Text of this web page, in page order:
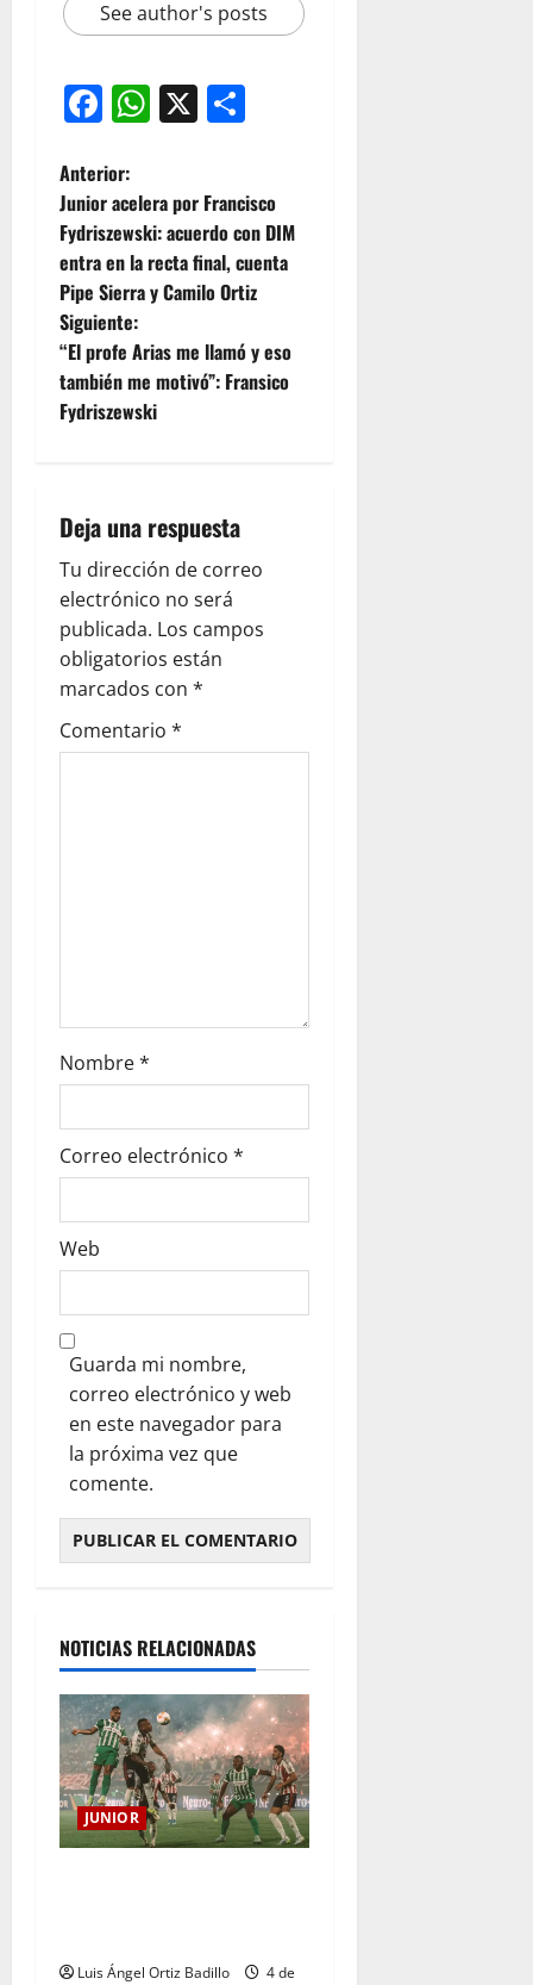
See author's posts
Facebook
WhatsApp
X
Anterior:
Junior acelera por Francisco
Fydriszewski: acuerdo con DIM
entra en la recta final, cuenta
Pipe Sierra y Camilo Ortiz
Siguiente:
“El profe Arias me llamó y eso
también me motivó”: Fransico
Fydriszewski
Deja una respuesta
Tu dirección de correo
electrónico no será
publicada. Los campos
obligatorios están
marcados con *
Comentario *
Nombre*
Correo electrónico *
Web
Guarda mi nombre,
correo electrónico y web
en este navegador para
la próxima vez que
comente.
NOTICIAS RELACIONADAS
JUNIOR
Luis Ángel Ortiz Badillo
4 de